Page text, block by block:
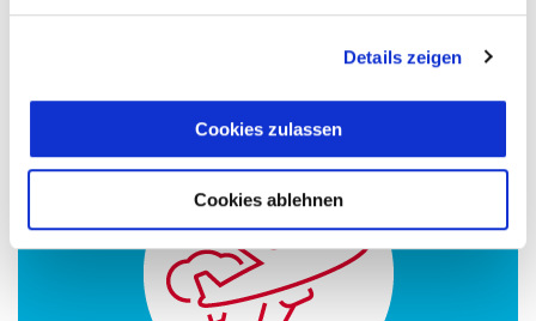
Details zeigen
Cookies zulassen
Cookies ablehnen
+5 Stunden in Winterzeit
+4 Stunden in Sommerzeit